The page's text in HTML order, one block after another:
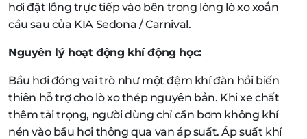
hơi đặt lồng trực tiếp vào bên trong lòng lò xo xoắn
cầu sau của KIA Sedona / Carnival.
Nguyên lý hoạt động khí động học:
Bầu hơi đóng vai trò như một đệm khí đàn hồi biến
thiên hỗ trợ cho lò xo thép nguyên bản. Khi xe chất
thêm tải trọng, người dùng chỉ cần bơm không khí
nén vào bầu hơi thông qua van áp suất. Áp suất khí